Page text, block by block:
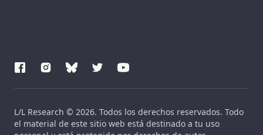
L/L Research © 2026. Todos los derechos reservados. Todo
el material de este sitio web está destinado a tu uso